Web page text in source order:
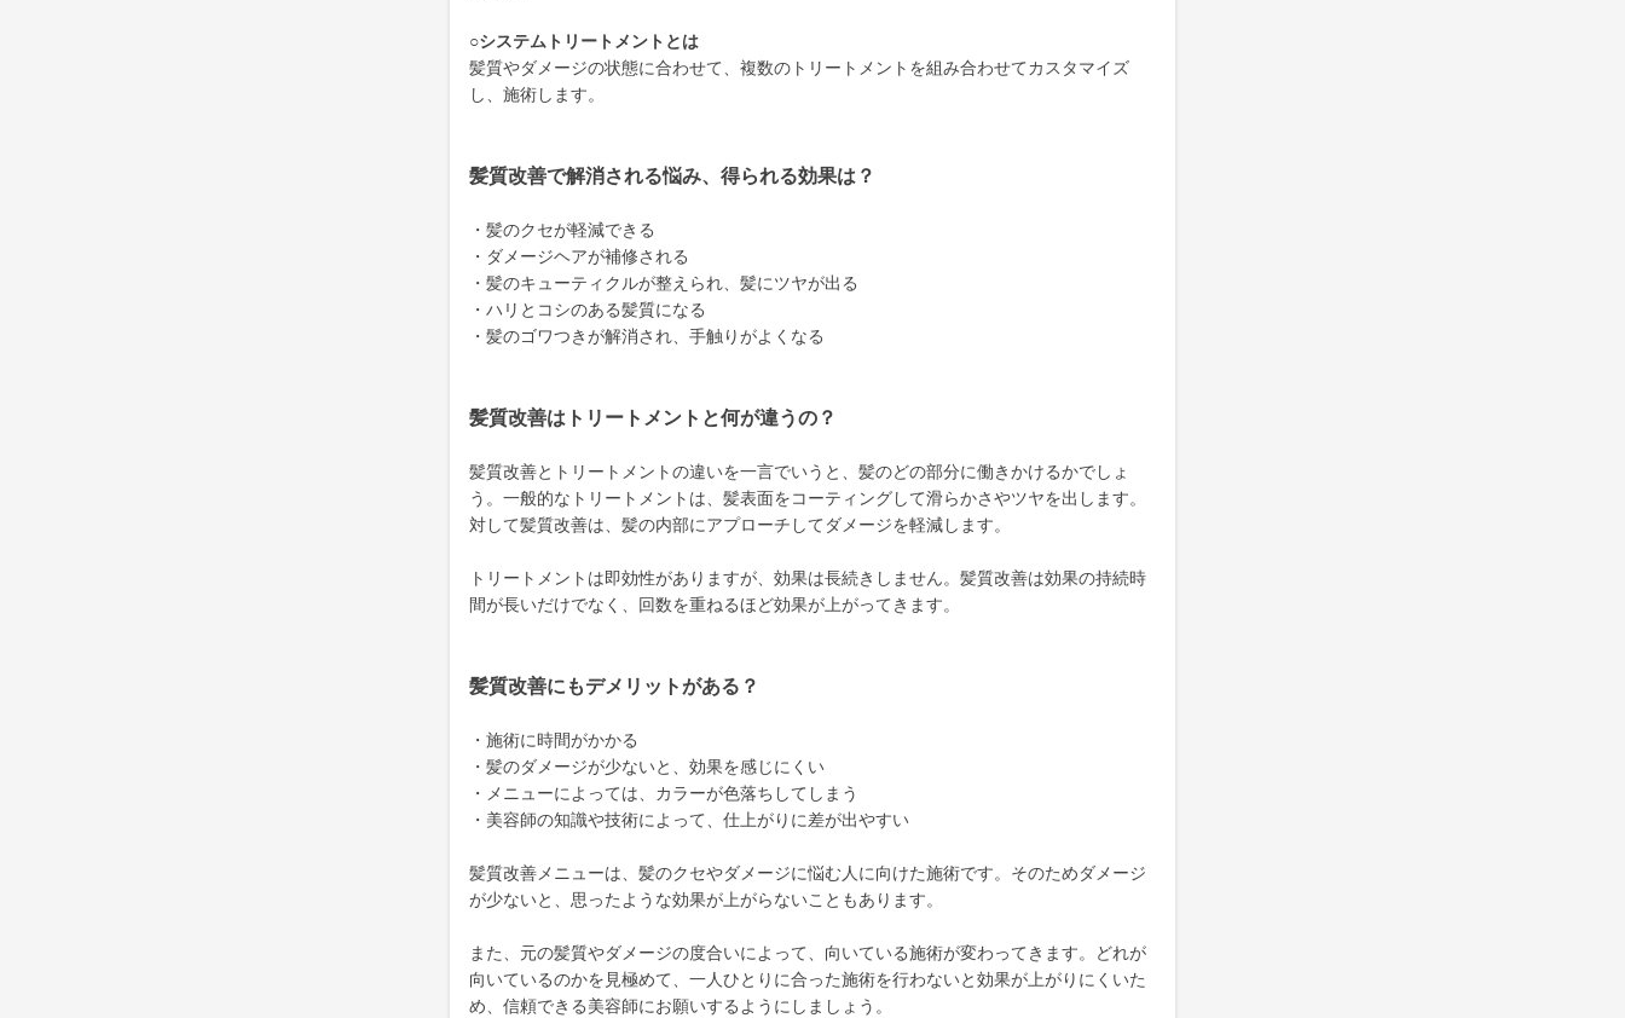
○システムトリートメントとは
髪質やダメージの状態に合わせて、複数のトリートメントを組み合わせてカスタマイズ
し、施術します。
髪質改善で解消される悩み、得られる効果は？
・髪のクセが軽減できる
・ダメージヘアが補修される
・髪のキューティクルが整えられ、髪にツヤが出る
・ハリとコシのある髪質になる
・髪のゴワつきが解消され、手触りがよくなる
髪質改善はトリートメントと何が違うの？
髪質改善とトリートメントの違いを一言でいうと、髪のどの部分に働きかけるかでしょ
う。一般的なトリートメントは、髪表面をコーティングして滑らかさやツヤを出します。
対して髪質改善は、髪の内部にアプローチしてダメージを軽減します。
トリートメントは即効性がありますが、効果は長続きしません。髪質改善は効果の持続時
間が長いだけでなく、回数を重ねるほど効果が上がってきます。
髪質改善にもデメリットがある？
・施術に時間がかかる
・髪のダメージが少ないと、効果を感じにくい
・メニューによっては、カラーが色落ちしてしまう
・美容師の知識や技術によって、仕上がりに差が出やすい
髪質改善メニューは、髪のクセやダメージに悩む人に向けた施術です。そのためダメージ
が少ないと、思ったような効果が上がらないこともあります。
また、元の髪質やダメージの度合いによって、向いている施術が変わってきます。どれが
向いているのかを見極めて、一人ひとりに合った施術を行わないと効果が上がりにくいた
め、信頼できる美容師にお願いするようにしましょう。